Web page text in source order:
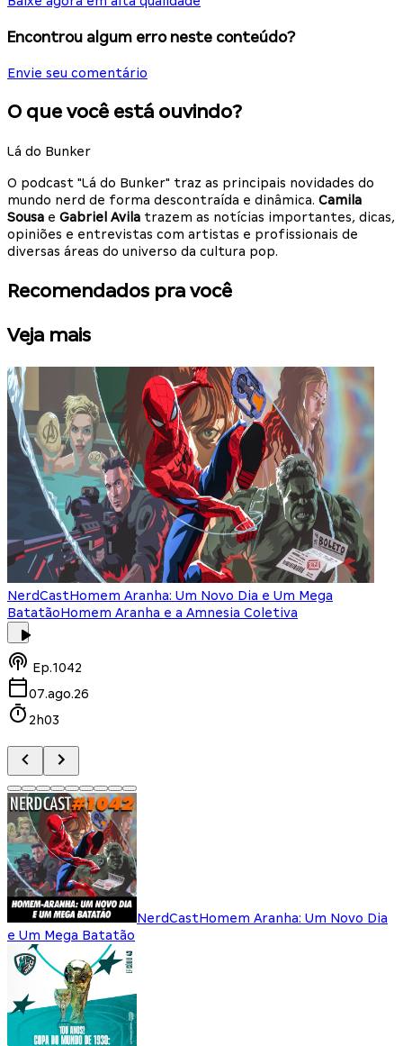
Encontrou algum erro neste conteúdo?
Envie seu comentário
O que você está ouvindo?
Lá do Bunker
O podcast "Lá do Bunker" traz as principais novidades do
mundo nerd de forma descontraída e dinâmica. Camila
Sousa e Gabriel Avila trazem as notícias importantes, dicas,
opiniões e entrevistas com artistas e profissionais de
diversas áreas do universo da cultura pop.
Recomendados pra você
Veja mais
NerdCastHomem Aranha: Um Novo Dia e Um Mega
BatatãoHomem Aranha e a Amnesia Coletiva
Ep.1042
07.ago.26
2h03
NerdCastHomem Aranha: Um Novo Dia
e Um Mega Batatão